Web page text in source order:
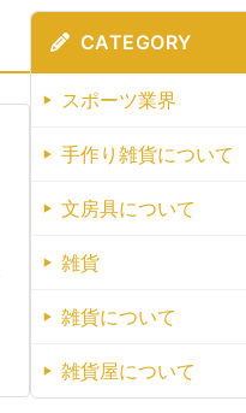
CATEGORY
スポーツ業界
手作り雑貨について
文房具について
雑貨
雑貨について
雑貨屋について